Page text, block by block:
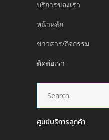
บริการของเรา
หน้าหลัก
ข่าวสาร/กิจกรรม
ติดต่อเรา
ศูนย์บริการลูกค้า